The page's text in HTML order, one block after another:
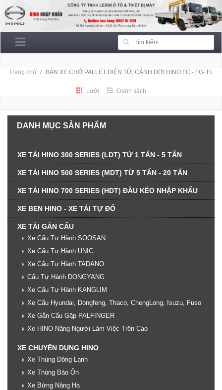
Trang chủ BÁN XE CHỞ PALLET ĐIỆN TỬ, CÁNH DƠI HINO FC - FG- FL
Lưới Danh sách
DANH MỤC SẢN PHẨM
XE TẢI HINO 300 SERIES (LDT) TỪ 1 TẤN - 5 TẤN
XE TẢI HINO 500 SERIES (MDT) TỪ 5 TẤN - 20 TẤN
XE TẢI HINO 700 SERIES (HDT) ĐẦU KÉO NHẬP KHẨU
XE BEN HINO - XE TẢI TỰ ĐỔ
XE TẢI GẮN CẨU
Xe Cẩu Tự Hành SOOSAN
Xe Cẩu Tự Hành UNIC
Xe Cẩu Tự Hành TADANO
Cẩu Tự Hành DONGYANG
Xe Cẩu Tự Hành KANGLIM
Xe Cẩu Hyundai, Dongfeng, Thaco, ChengLong, Isuzu, Fuso
Xe Gắn Cẩu Gập PALFINGER
Xe HINO Nâng Người Làm Việc Trên Cao
XE CHUYÊN DỤNG HINO
Xe Thùng Đông Lạnh
Xe Thùng Bảo Ôn
Xe Bửng Nâng Hạ